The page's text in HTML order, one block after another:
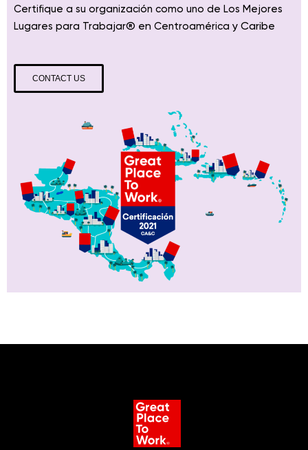
Certifique a su organización como uno de Los Mejores
Lugares para Trabajar® en Centroamérica y Caribe
CONTACT US